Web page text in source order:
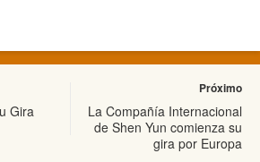
Gira
Próximo
La Compañía Internacional
de Shen Yun comienza su
gira por Europa